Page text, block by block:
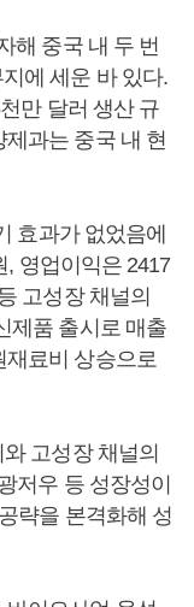
해 중국 내 두 번
에 세운 바 있다.
만 달러 생산 규
과는 중국 내 현
효과가 없었음에
, 영업이익은 2417
고성장 채널의
제품 출시로 매출
료비 상승으로
고성장 채널의
저우 등 성장성이
략을 본격화해 성